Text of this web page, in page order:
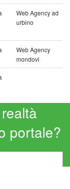
Web Agency ad
urbino
Web Agency
mondovi
portale?